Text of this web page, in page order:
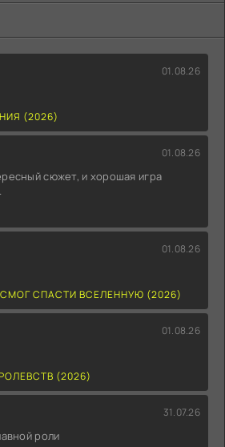
01.08.26
(2026)
01.08.26
сюжет, и хорошая игра
01.08.26
СПАСТИ ВСЕЛЕННУЮ (2026)
01.08.26
(2026)
31.07.26
роли